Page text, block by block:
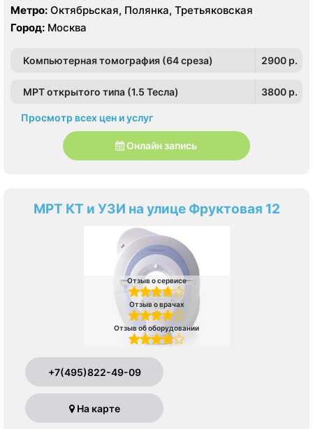
Метро: Октябрьская, Полянка, Третьяковская
Город: Москва
Компьютерная томография (64 среза) 2900 p.
МРТ открытого типа (1.5 Тесла) 3800 p.
Просмотр всех цен и услуг
Онлайн запись
МРТ КТ и УЗИ на улице Фруктовая 12
Отзыв о сервисе
Отзыв о врачах
Отзыв об оборудовании
+7(495)822-49-09
На карте